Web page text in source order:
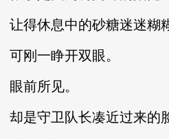
让得休息中的砂糖迷迷糊
可刚一睁开双眼。
眼前所见。
却是守卫队长凑近过来的